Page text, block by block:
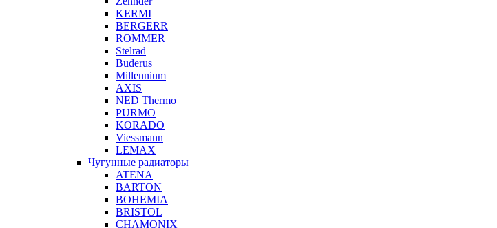
KERMI
BERGERR
ROMMER
Stelrad
Buderus
Millennium
AXIS
NED Thermo
PURMO
KORADO
Viessmann
LEMAX
Чугунные радиаторы
ATENA
BARTON
BOHEMIA
BRISTOL
CHAMONIX